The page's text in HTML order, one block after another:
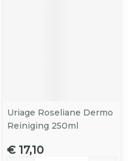
Uriage Roseliane Dermo
Reiniging 250ml
€ 17,10